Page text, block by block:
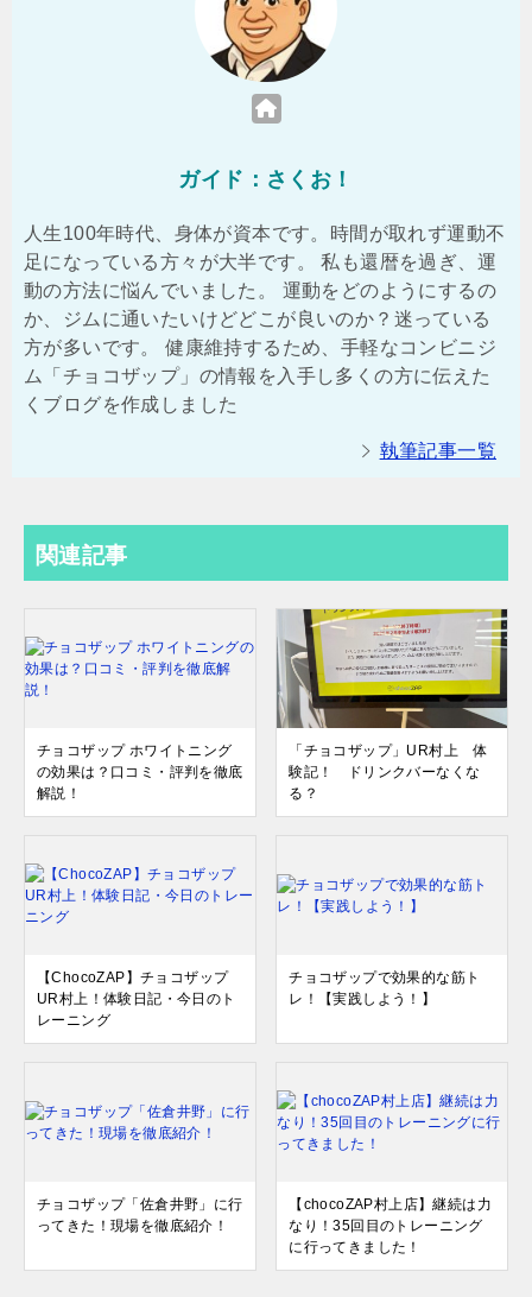
ガイド：さくお！
人生100年時代、身体が資本です。時間が取れず運動不
足になっている方々が大半です。 私も還暦を過ぎ、運
動の方法に悩んでいました。 運動をどのようにするの
か、ジムに通いたいけどどこが良いのか？迷っている
方が多いです。 健康維持するため、手軽なコンビニジ
ム「チョコザップ」の情報を入手し多くの方に伝えた
くブログを作成しました
執筆記事一覧
関連記事
チョコザップ ホワイトニング
の効果は？口コミ・評判を徹底
解説！
「チョコザップ」UR村上 体
験記！ ドリンクバーなくな
る？
【ChocoZAP】チョコザップ
UR村上！体験日記・今日のト
レーニング
チョコザップで効果的な筋ト
レ！【実践しよう！】
チョコザップ「佐倉井野」に行
ってきた！現場を徹底紹介！
【chocoZAP村上店】継続は力
なり！35回目のトレーニング
に行ってきました！